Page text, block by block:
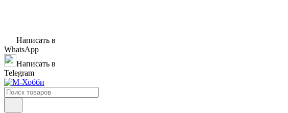
Написать в
WhatsApp
Написать в
Telegram